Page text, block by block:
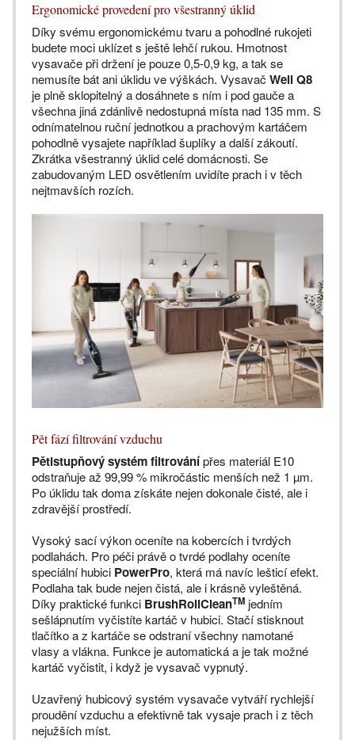
Ergonomické provedení pro všestranný úklid
Díky svému ergonomickému tvaru a pohodlné rukojeti
budete moci uklízet s ještě lehčí rukou. Hmotnost
vysavače při držení je pouze 0,5-0,9 kg, a tak se
nemusíte bát ani úklidu ve výškách. Vysavač Well Q8
je plně sklopitelný a dosáhnete s ním i pod gauče a
všechna jiná zdánlivě nedostupná místa nad 135 mm. S
odnímatelnou ruční jednotkou a prachovým kartáčem
pohodlně vysajete například šuplíky a další zákoutí.
Zkrátka všestranný úklid celé domácnosti. Se
zabudovaným LED osvětlením uvidíte prach i v těch
nejtmavších rozích.
Pět fází filtrování vzduchu
Pětistupňový systém filtrovánípřes materiál E10
odstraňuje až 99,99 % mikročástic menších než 1 µm.
Po úklidu tak doma získáte nejen dokonale čisté, ale i
zdravější prostředí.
Vysoký sací výkon oceníte na kobercích i tvrdých
podlahách. Pro péči právě o tvrdé podlahy oceníte
speciální hubici PowerPro, která má navíc lešticí efekt.
Podlaha tak bude nejen čistá, ale i krásně vyleštěná.
Díky praktické funkci BrushRollCleanTM jedním
sešlápnutím vyčistíte kartáč v hubici. Stačí stisknout
tlačítko a z kartáče se odstraní všechny namotané
vlasy a vlákna. Funkce je automatická a je tak možné
kartáč vyčistit, i když je vysavač vypnutý.
Uzavřený hubicový systém vysavače vytváří rychlejší
proudění vzduchu a efektivně tak vysaje prach i z těch
nejužších míst.